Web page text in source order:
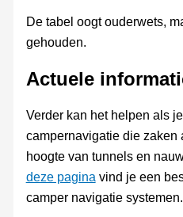
De tabel oogt ouderwets,
gehouden.
Actuele
Verder kan het helpen als
campernavigatie die zaken
hoogte van tunnels en
deze pagina vind je een
camper navigatie systemen.